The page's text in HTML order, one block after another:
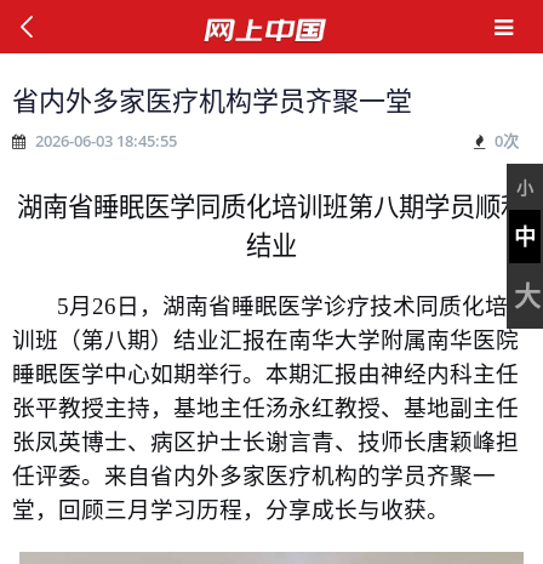
省内外多家医疗机构学员齐聚一堂
2026-06-03 18:45:55 0次
小
中
大
湖南省睡眠医学同质化培训班第八期学员顺利
结业
5月 26 日，湖南省睡眠医学诊疗技术同质化培
训班（第八期）结业汇报在南华大学附属南华医院
睡眠医学中心如期举行。本期汇报由神经内科主任
张平教授主持，基地主任汤永红教授、基地副主任
张凤英博士、病区护士长谢言青、技师长唐颖峰担
任评委。来自省内外多家医疗机构的学员齐聚一
堂，回顾三月学习历程，分享成长与收获。